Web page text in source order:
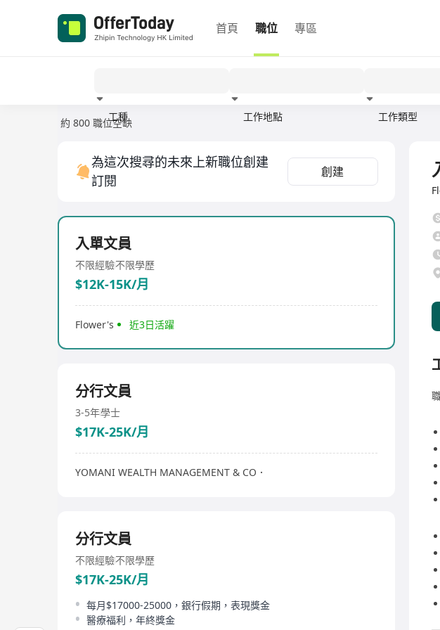
首頁 職位 專區
工種 工作地點 工作類型
約 800 職位空缺
為這次搜尋的未來上新職位創建
訂閱
創建
入單文員
不限經驗不限學歷
$12K-15K/月
Flower's 近3日活躍
分行文員
3-5年學士
$17K-25K/月
YOMANI WEALTH MANAGEMENT & CO．
分行文員
不限經驗不限學歷
$17K-25K/月
每月$17000-25000，銀行假期，表現獎金
醫療福利，年終獎金